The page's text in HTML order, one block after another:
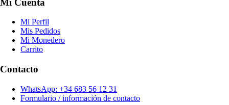
Mi Cuenta
Mi Perfil
Mis Pedidos
Mi Monedero
Carrito
Contacto
WhatsApp: +34 683 56 12 31
Formulario / información de contacto